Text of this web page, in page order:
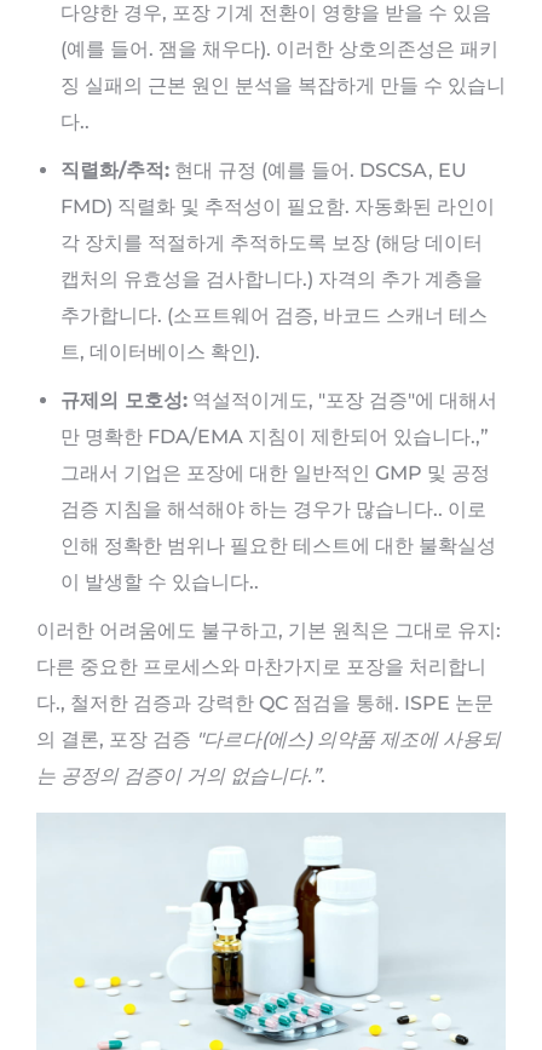
다양한 경우, 포장 기계 전환이 영향을 받을 수 있음
(예를 들어. 잼을 채우다). 이러한 상호의존성은 패키
징 실패의 근본 원인 분석을 복잡하게 만들 수 있습니
다..
직렬화/추적: 현대 규정 (예를 들어. DSCSA, EU
FMD) 직렬화 및 추적성이 필요함. 자동화된 라인이
각 장치를 적절하게 추적하도록 보장 (해당 데이터
캡처의 유효성을 검사합니다.) 자격의 추가 계층을
추가합니다. (소프트웨어 검증, 바코드 스캐너 테스
트, 데이터베이스 확인).
규제의 모호성: 역설적이게도, "포장 검증"에 대해서
만 명확한 FDA/EMA 지침이 제한되어 있습니다.,”
그래서 기업은 포장에 대한 일반적인 GMP 및 공정
검증 지침을 해석해야 하는 경우가 많습니다.. 이로
인해 정확한 범위나 필요한 테스트에 대한 불확실성
이 발생할 수 있습니다..
이러한 어려움에도 불구하고, 기본 원칙은 그대로 유지:
다른 중요한 프로세스와 마찬가지로 포장을 처리합니
다., 철저한 검증과 강력한 QC 점검을 통해. ISPE 논문
의 결론, 포장 검증 "다르다(에스) 의약품 제조에 사용되
는 공정의 검증이 거의 없습니다.”.